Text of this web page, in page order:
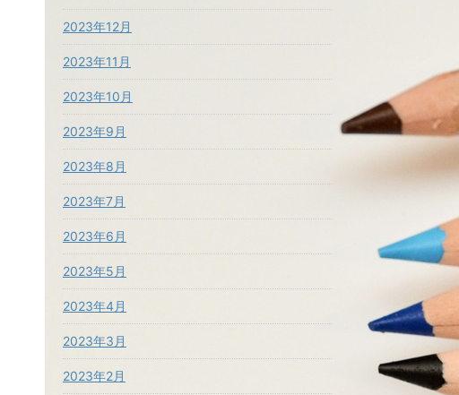
2023年12月
2023年11月
2023年10月
2023年9月
2023年8月
2023年7月
2023年6月
2023年5月
2023年4月
2023年3月
2023年2月